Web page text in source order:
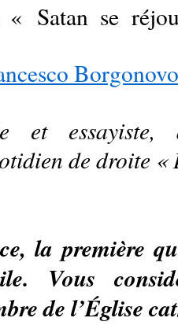
Satan se
et essayiste,
de droite «
la première
Vous
de l’Église